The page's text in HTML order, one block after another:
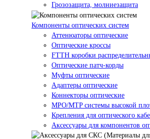
Грозозащита, молниезащита
Компоненты оптических систем
Аттенюаторы оптические
Оптические кроссы
FTTH коробки
Оптические патч-корды
Муфты оптические
Адаптеры оптические
Коннекторы оптические
MPO/MTP системы высокой
Крепления для оптического
Аксессуары для компонентов